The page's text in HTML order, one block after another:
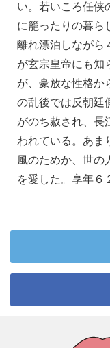
い。若いころ任侠
に籠ったりの暮ら
離れ漂泊しながら
が玄宗皇帝にも知
が、豪放な性格か
の乱後では反朝廷
がのち赦され、長
われている。あま
風のためか、世の
を愛した。享年６